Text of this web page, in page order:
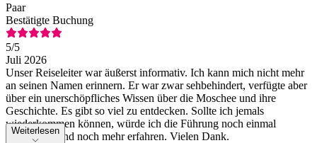
Paar
Bestätigte Buchung
5/5
Juli 2026
Unser Reiseleiter war äußerst informativ. Ich kann mich nicht mehr
an seinen Namen erinnern. Er war zwar sehbehindert, verfügte aber
über ein unerschöpfliches Wissen über die Moschee und ihre
Geschichte. Es gibt so viel zu entdecken. Sollte ich jemals
wiederkommen können, würde ich die Führung noch einmal
mitmachen und noch mehr erfahren. Vielen Dank.
Weiterlesen